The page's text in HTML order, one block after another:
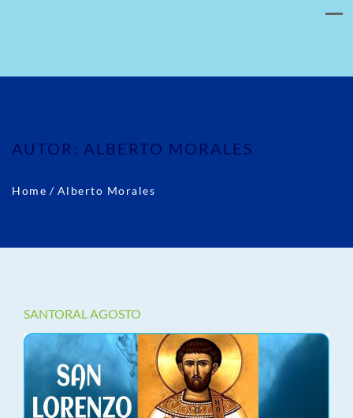
AUTOR: ALBERTO MORALES
Home / Alberto Morales
SANTORAL AGOSTO